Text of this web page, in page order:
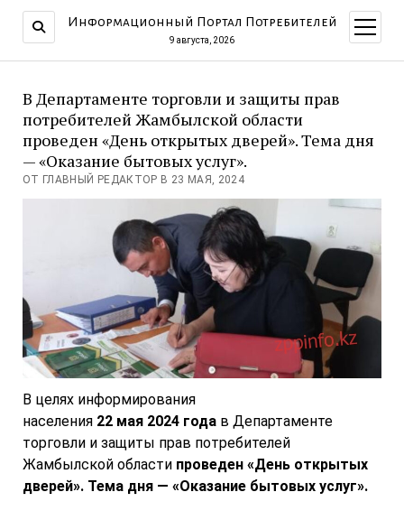
Информационный Портал Потребителей
9 августа, 2026
меню
В Департаменте торговли и защиты прав
потребителей Жамбылской области
проведен «День открытых дверей». Тема дня
— «Оказание бытовых услуг».
ОТ ГЛАВНЫЙ РЕДАКТОР В 23 МАЯ, 2024
В целях информирования
населения 22 мая 2024 годав Департаменте
торговли и защиты прав потребителей
Жамбылской области проведен «День открытых
дверей». Тема дня — «Оказание бытовых услуг».